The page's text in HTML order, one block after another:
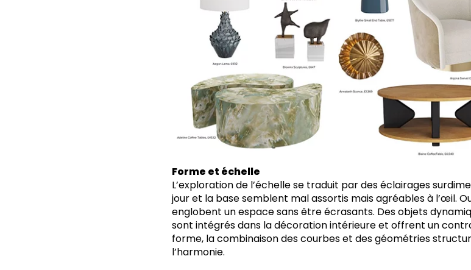
Forme et échelle
L’exploration de l’échelle se traduit par des éclairages
jour et la base semblent mal assortis mais agréables à l’œil.
englobent un espace sans être écrasants. Des objets
sont intégrés dans la décoration intérieure et offrent un
forme, la combinaison des courbes et des géométries
l’harmonie.